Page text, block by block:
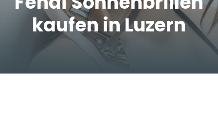
kaufen in Luzern